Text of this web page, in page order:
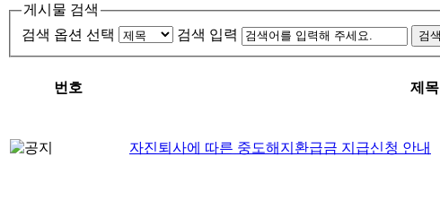
게시물 검색
검색 옵션 선택
검색 입력
번호
제목
자진퇴사에 따른 중도해지환급금 지급신청 안내